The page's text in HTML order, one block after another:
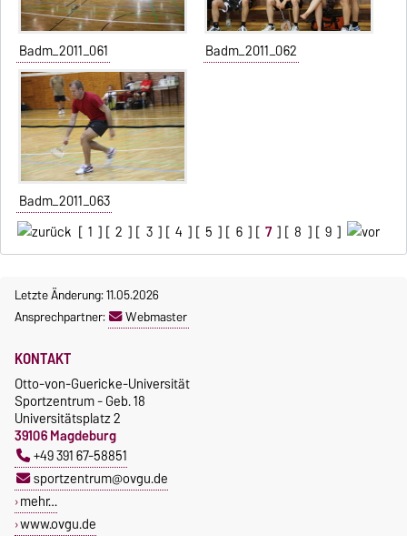
Badm_2011_061 Badm_2011_062
Badm_2011_063
[ 1 ] [ 2 ] [ 3 ] [ 4 ] [ 5 ] [ 6 ] [ 7 ] [ 8 ] [ 9 ]
Letzte Änderung: 11.05.2026
Ansprechpartner:
Webmaster
KONTAKT
Otto-von-Guericke-Universität
Sportzentrum - Geb. 18
Universitätsplatz 2
39106 Magdeburg
+49 391 67-58851
sportzentrum@ovgu.de
mehr…
www.ovgu.de